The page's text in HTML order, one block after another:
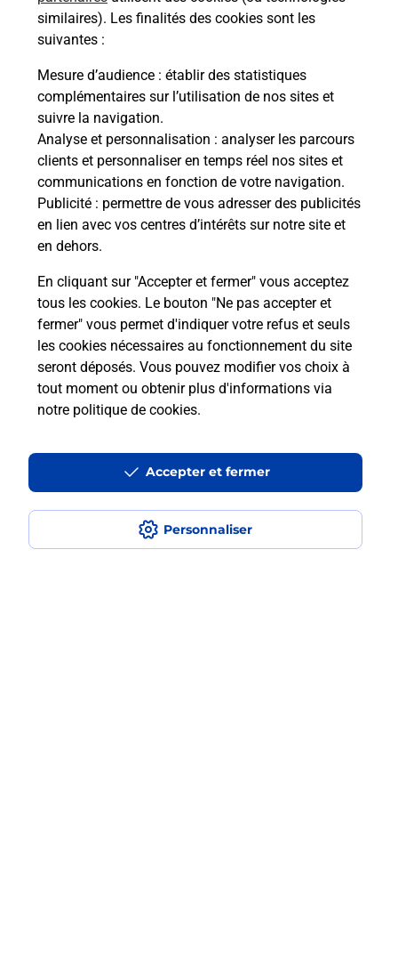
similaires). Les finalités des cookies sont les
suivantes :
Mesure d’audience : établir des statistiques
complémentaires sur l’utilisation de nos sites et
suivre la navigation.
Analyse et personnalisation : analyser les parcours
clients et personnaliser en temps réel nos sites et
communications en fonction de votre navigation.
Publicité : permettre de vous adresser des publicités
en lien avec vos centres d’intérêts sur notre site et
en dehors.
En cliquant sur "Accepter et fermer" vous acceptez
tous les cookies. Le bouton "Ne pas accepter et
fermer" vous permet d'indiquer votre refus et seuls
les cookies nécessaires au fonctionnement du site
seront déposés. Vous pouvez modifier vos choix à
tout moment ou obtenir plus d'informations via
notre politique de cookies.
Personnaliser
Accepter et fermer
En savoir plus
Recherchez un autre point de contact
Questions fréquemment posées
Est-ce que je peux garder mon
numéro de mobile gratuitement ?
Est-ce que je peux bénéficier de la 5G
avec La Poste Mobile ?
Est-ce que je peux utiliser mon forfait
à l’étranger avec La Poste Mobile ?
Est-ce que je peux payer mon iPhone
en plusieurs fois avec La Poste Mobile